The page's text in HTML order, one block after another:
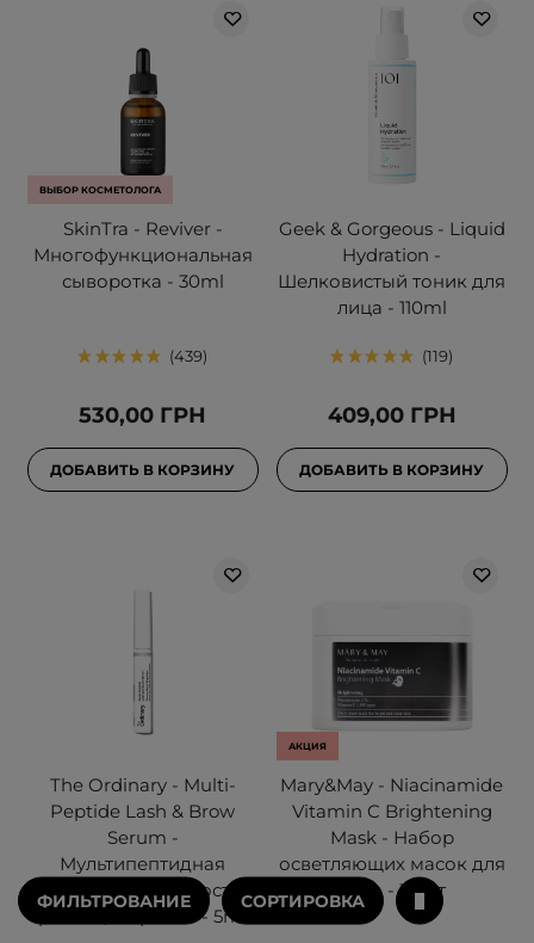
ВЫБОР КОСМЕТОЛОГА
SkinTra - Reviver -
Многофункциональная
сыворотка - 30ml
439
530,00 ГРН
ДОБАВИТЬ В КОРЗИНУ
Geek & Gorgeous - Liquid
Hydration -
Шелковистый тоник для
лица - 110ml
119
409,00 ГРН
ДОБАВИТЬ В КОРЗИНУ
The Ordinary - Multi-
Peptide Lash & Brow
Serum -
Мультипептидная
сыворотка для роста
ресниц и бровей - 5ml
АКЦИЯ
Mary&May - Niacinamide
Vitamin C Brightening
Mask - Набор
осветляющих масок для
лица - 30шт
ФИЛЬТРОВАНИЕ СОРТИРОВКА